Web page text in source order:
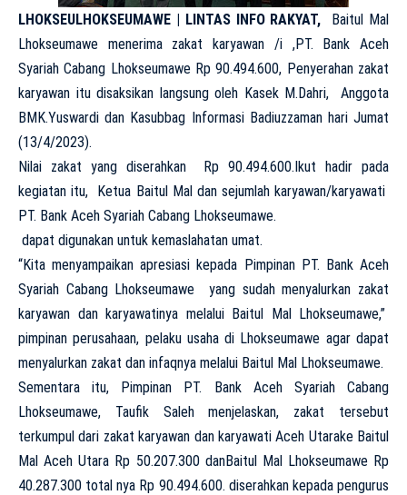
LHOKSEULHOKSEUMAWE | LINTAS INFO RAKYAT,
Baitul Mal
Lhokseumawe menerima zakat karyawan /i ,PT. Bank Aceh
Syariah Cabang Lhokseumawe Rp 90.494.600, Penyerahan zakat
karyawan itu disaksikan langsung oleh Kasek M.Dahri, Anggota
BMK.Yuswardi dan Kasubbag Informasi Badiuzzaman hari Jumat
(13/4/2023).
Nilai zakat yang diserahkan Rp 90.494.600.Ikut hadir pada
kegiatan itu, Ketua Baitul Mal dan sejumlah karyawan/karyawati
PT. Bank Aceh Syariah Cabang Lhokseumawe.
dapat digunakan untuk kemaslahatan umat.
“Kita menyampaikan apresiasi kepada Pimpinan PT. Bank Aceh
Syariah Cabang Lhokseumawe yang sudah menyalurkan zakat
karyawan dan karyawatinya melalui Baitul Mal Lhokseumawe,”
pimpinan perusahaan, pelaku usaha di Lhokseumawe agar dapat
menyalurkan zakat dan infaqnya melalui Baitul Mal Lhokseumawe.
Sementara itu, Pimpinan PT. Bank Aceh Syariah Cabang
Lhokseumawe, Taufik Saleh menjelaskan, zakat tersebut
terkumpul dari zakat karyawan dan karyawati Aceh Utarake Baitul
Mal Aceh Utara Rp 50.207.300 danBaitul Mal Lhokseumawe Rp
40.287.300 total nya Rp 90.494.600. diserahkan kepada pengurus